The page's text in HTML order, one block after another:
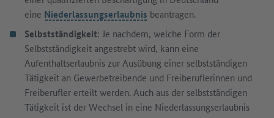
eine Niederlassungserlaubnis beantragen.
Selbstständigkeit: Je nachdem, welche Form der
Selbstständigkeit angestrebt wird, kann eine
Aufenthaltserlaubnis zur Ausübung einer selbstständigen
Tätigkeit an Gewerbetreibende und Freiberuflerinnen und
Freiberufler erteilt werden. Auch aus der selbstständigen
Tätigkeit ist der Wechsel in eine Niederlassungserlaubnis